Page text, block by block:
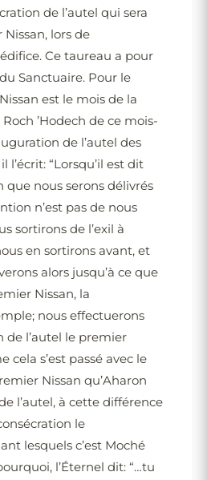
de l’autel qui sera
lors de
Ce taureau a pour
Sanctuaire. Pour le
est le mois de la
’Hodech de ce mois-
de l’autel des
l’écrit: “Lorsqu’il est dit
que nous serons délivrés
n’est pas de nous
sortirons de l’exil à
en sortirons avant, et
alors jusqu’à ce que
Nissan, la
nous effectuerons
de l’autel le premier
cela s’est passé avec le
Nissan qu’Aharon
l’autel, à cette différence
le
lesquels c’est Moché
l’Éternel dit: “…tu